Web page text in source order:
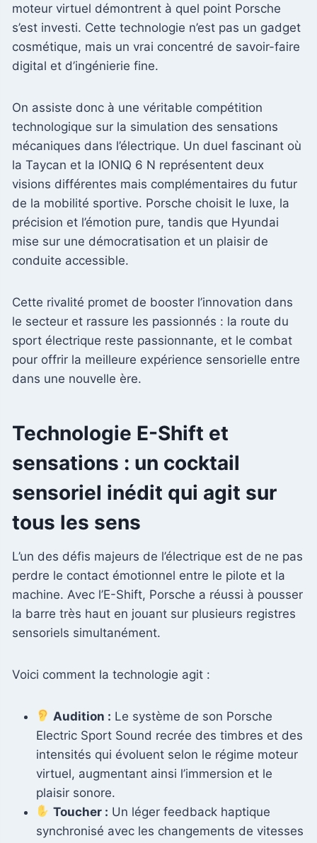
moteur virtuel démontrent à quel point Porsche
s’est investi. Cette technologie n’est pas un gadget
cosmétique, mais un vrai concentré de savoir-faire
digital et d’ingénierie fine.
On assiste donc à une véritable compétition
technologique sur la simulation des sensations
mécaniques dans l’électrique. Un duel fascinant où
la Taycan et la IONIQ 6 N représentent deux
visions différentes mais complémentaires du futur
de la mobilité sportive. Porsche choisit le luxe, la
précision et l’émotion pure, tandis que Hyundai
mise sur une démocratisation et un plaisir de
conduite accessible.
Cette rivalité promet de booster l’innovation dans
le secteur et rassure les passionnés : la route du
sport électrique reste passionnante, et le combat
pour offrir la meilleure expérience sensorielle entre
dans une nouvelle ère.
Technologie E-Shift et
sensations : un cocktail
sensoriel inédit qui agit sur
tous les sens
L’un des défis majeurs de l’électrique est de ne pas
perdre le contact émotionnel entre le pilote et la
machine. Avec l’E-Shift, Porsche a réussi à pousser
la barre très haut en jouant sur plusieurs registres
sensoriels simultanément.
Voici comment la technologie agit :
Audition : Le système de son Porsche
Electric Sport Sound recrée des timbres et des
intensités qui évoluent selon le régime moteur
virtuel, augmentant ainsi l’immersion et le
plaisir sonore.
Toucher : Un léger feedback haptique
synchronisé avec les changements de vitesses